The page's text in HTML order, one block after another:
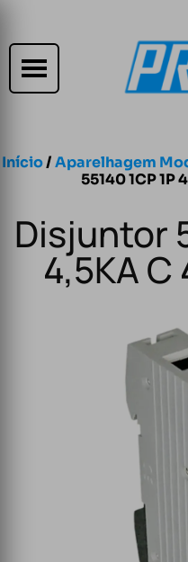
Início/Aparelhagem
55140 1CP 1P
Disjuntor
4,5KA